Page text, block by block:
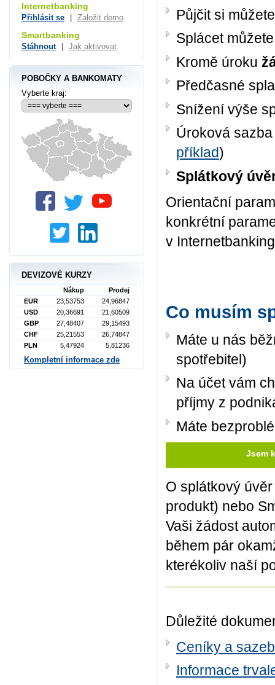
Půjčit si
Splácet
Kromě úroku
Předčasné
Snížení výše
Úroková
příklad)
Splátkový
Orientační
konkrétní
v
Co musím
Máte u nás
spotřebitel)
Na účet vám
příjmy z
Máte
Jsem
O splátkový
produkt) nebo
Vaši žádost
během pár
kterékoliv naší
Důležité
Ceníky a
Informace
Internetbanking
Přihlásit se Založit demo
Smartbanking
Stáhnout Jak aktivovat
POBOČKY A BANKOMATY
Vyberte kraj:
DEVIZOVÉ KURZY
Nákup
Prodej
EUR
23,53753
24,96847
USD
20,36691
21,60509
GBP
27,48407
29,15493
CHF
25,21553
26,74847
PLN
5,47924 5,81236
Kompletní informace zde